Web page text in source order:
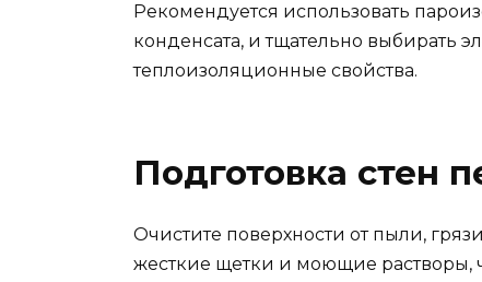
Рекомендуется использовать
конденсата, и тщательно выбирать
теплоизоляционные свойства.
Подготовка стен
Очистите поверхности от пыли,
жесткие щетки и моющие растворы,